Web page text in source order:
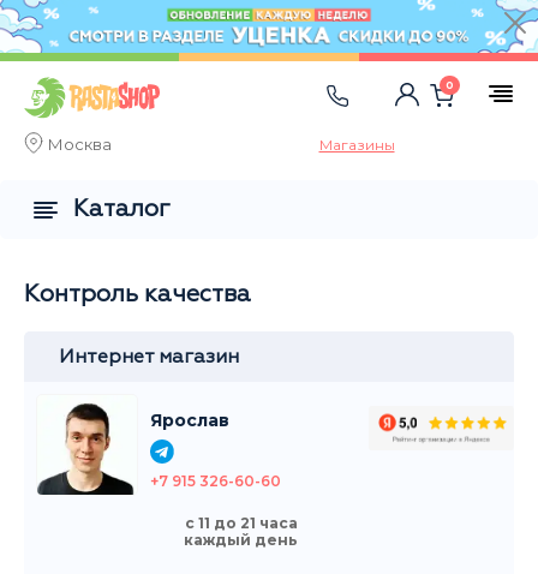
Москва Магазины
0
Контроль качества
Интернет магазин
Ярослав
+7 915 326-60-60
с 11 до 21 часа
каждый день
Каталог